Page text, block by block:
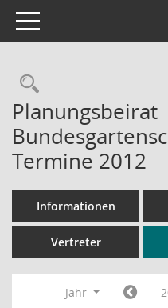
Toggle navigation
Planungsbeirat
Termine 2012
Informationen
Vertreter
Jahr